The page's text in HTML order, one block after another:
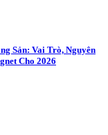
Sản: Vai Trò, Nguyên
Cho 2026